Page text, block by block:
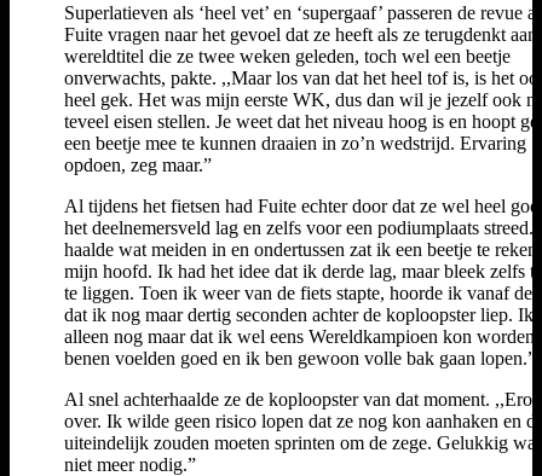
Superlatieven als ‘heel vet’ en ‘supergaaf’ passeren de revue
Fuite vragen naar het gevoel dat ze heeft als ze terugdenkt aan
wereldtitel die ze twee weken geleden, toch wel een beetje
onverwachts, pakte. ,,Maar los van dat het heel tof is, is het
heel gek. Het was mijn eerste WK, dus dan wil je jezelf ook
teveel eisen stellen. Je weet dat het niveau hoog is en hoopt
een beetje mee te kunnen draaien in zo’n wedstrijd. Ervaring
opdoen, zeg maar.”
Al tijdens het fietsen had Fuite echter door dat ze wel heel
het deelnemersveld lag en zelfs voor een podiumplaats streed.
haalde wat meiden in en ondertussen zat ik een beetje te
mijn hoofd. Ik had het idee dat ik derde lag, maar bleek zelfs
te liggen. Toen ik weer van de fiets stapte, hoorde ik vanaf de
dat ik nog maar dertig seconden achter de koploopster liep. Ik
alleen nog maar dat ik wel eens Wereldkampioen kon
benen voelden goed en ik ben gewoon volle bak gaan lopen.”
Al snel achterhaalde ze de koploopster van dat moment.
over. Ik wilde geen risico lopen dat ze nog kon aanhaken en
uiteindelijk zouden moeten sprinten om de zege. Gelukkig
niet meer nodig.”